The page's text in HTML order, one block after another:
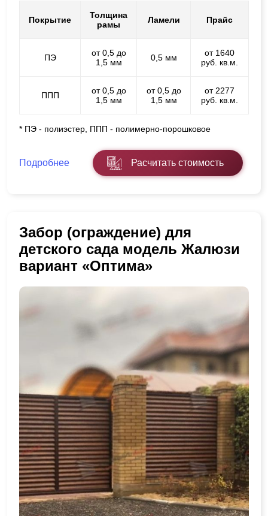
Покрытие
Толщина
рамы
Ламели Прайс
ПЭ
от 0,5 до
1,5 мм
0,5 мм
от 1640
руб. кв.м.
ППП
от 0,5 до
1,5 мм
от 0,5 до
1,5 мм
от 2277
руб. кв.м.
* ПЭ - полиэстер, ППП - полимерно-порошковое
Подробнее Расчитать стоимость
Забор (ограждение) для
детского сада модель Жалюзи
вариант «Оптима»